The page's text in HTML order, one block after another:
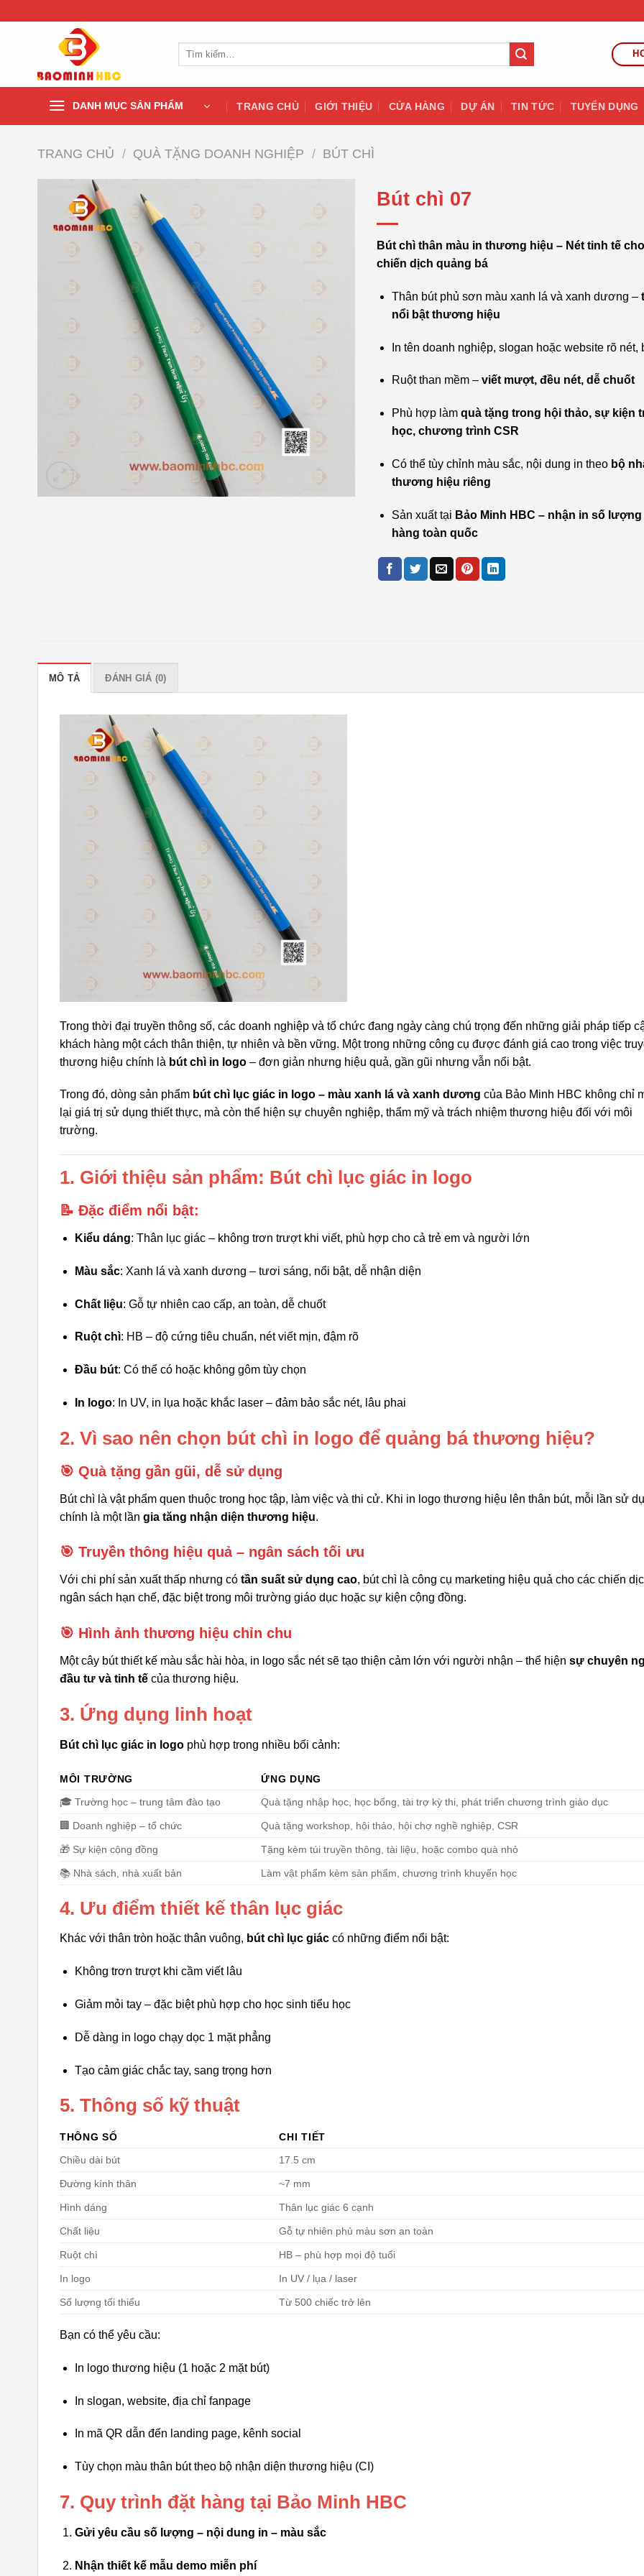
Tìm
DANH MỤC SẢN PHẨM TRANG CHỦ GIỚI THIỆU CỬA HÀNG DỰ ÁN TIN TỨC TUYỂN DỤNG
TRANG CHỦ / QUÀ TẶNG DOANH NGHIỆP / BÚT CHÌ
Bút chì 07
Bút chì thân màu in thương hiệu – Nét tinh tế
chiến dịch quảng bá
Thân bút phủ sơn màu xanh lá và xanh dương –
nổi bật thương hiệu
In tên doanh nghiệp, slogan hoặc website rõ nét,
Ruột than mềm – viết mượt, đều nét, dễ chuốt
Phù hợp làm quà tặng trong hội thảo, sự kiện
học, chương trình CSR
Có thể tùy chỉnh màu sắc, nội dung in theo bộ
thương hiệu riêng
Sản xuất tại Bảo Minh HBC – nhận in số
hàng toàn quốc
MÔ TẢ ĐÁNH GIÁ (0)
Trong thời đại truyền thông số, các doanh nghiệp và tổ chức đang ngày càng chú trọng đến những giải pháp tiếp
khách hàng một cách thân thiện, tự nhiên và bền vững. Một trong những công cụ được đánh giá cao trong việc
thương hiệu chính là bút chì in logo – đơn giản nhưng hiệu quả, gần gũi nhưng vẫn nổi bật.
Trong đó, dòng sản phẩm bút chì lục giác in logo – màu xanh lá và xanh dương của Bảo Minh HBC không chỉ
lại giá trị sử dụng thiết thực, mà còn thể hiện sự chuyên nghiệp, thẩm mỹ và trách nhiệm thương hiệu đối với môi
trường.
1. Giới thiệu sản phẩm: Bút chì lục giác in logo
📝 Đặc điểm nổi bật:
Kiểu dáng: Thân lục giác – không trơn trượt khi viết, phù hợp cho cả trẻ em và người lớn
Màu sắc: Xanh lá và xanh dương – tươi sáng, nổi bật, dễ nhận diện
Chất liệu: Gỗ tự nhiên cao cấp, an toàn, dễ chuốt
Ruột chì: HB – độ cứng tiêu chuẩn, nét viết mịn, đậm rõ
Đầu bút: Có thể có hoặc không gôm tùy chọn
In logo: In UV, in lụa hoặc khắc laser – đảm bảo sắc nét, lâu phai
2. Vì sao nên chọn bút chì in logo để quảng bá thương hiệu?
🎯 Quà tặng gần gũi, dễ sử dụng
Bút chì là vật phẩm quen thuộc trong học tập, làm việc và thi cử. Khi in logo thương hiệu lên thân bút, mỗi lần sử
chính là một lần gia tăng nhận diện thương hiệu.
🎯 Truyền thông hiệu quả – ngân sách tối ưu
Với chi phí sản xuất thấp nhưng có tần suất sử dụng cao, bút chì là công cụ marketing hiệu quả cho các chiến
ngân sách hạn chế, đặc biệt trong môi trường giáo dục hoặc sự kiện cộng đồng.
🎯 Hình ảnh thương hiệu chỉn chu
Một cây bút thiết kế màu sắc hài hòa, in logo sắc nét sẽ tạo thiện cảm lớn với người nhận – thể hiện sự chuyên
đầu tư và tinh tế của thương hiệu.
3. Ứng dụng linh hoạt
Bút chì lục giác in logo phù hợp trong nhiều bối cảnh:
MÔI TRƯỜNG
ỨNG DỤNG
🎓 Trường học – trung tâm đào tạo
Quà tặng nhập học, học bổng, tài trợ kỳ thi, phát triển chương trình giáo dục
🏢 Doanh nghiệp – tổ chức Quà tặng workshop, hội thảo, hội chợ nghề nghiệp, CSR
🎁 Sự kiện cộng đồng Tặng kèm túi truyền thông, tài liệu, hoặc combo quà nhỏ
📚 Nhà sách, nhà xuất bản Làm vật phẩm kèm sản phẩm, chương trình khuyến học
4. Ưu điểm thiết kế thân lục giác
Khác với thân tròn hoặc thân vuông, bút chì lục giác có những điểm nổi bật:
Không trơn trượt khi cầm viết lâu
Giảm mỏi tay – đặc biệt phù hợp cho học sinh tiểu học
Dễ dàng in logo chạy dọc 1 mặt phẳng
Tạo cảm giác chắc tay, sang trọng hơn
5. Thông số kỹ thuật
THÔNG SỐ
CHI TIẾT
Chiều dài bút
17.5 cm
Đường kính thân ~7 mm
Hình dáng Thân lục giác 6 cạnh
Chất liệu Gỗ tự nhiên phủ màu sơn an toàn
Ruột chì HB – phù hợp mọi độ tuổi
In logo In UV / lụa / laser
Số lượng tối thiểu Từ 500 chiếc trở lên
Bạn có thể yêu cầu:
In logo thương hiệu (1 hoặc 2 mặt bút)
In slogan, website, địa chỉ fanpage
In mã QR dẫn đến landing page, kênh social
Tùy chọn màu thân bút theo bộ nhận diện thương hiệu (CI)
7. Quy trình đặt hàng tại Bảo Minh HBC
Gửi yêu cầu số lượng – nội dung in – màu sắc
Nhận thiết kế mẫu demo miễn phí